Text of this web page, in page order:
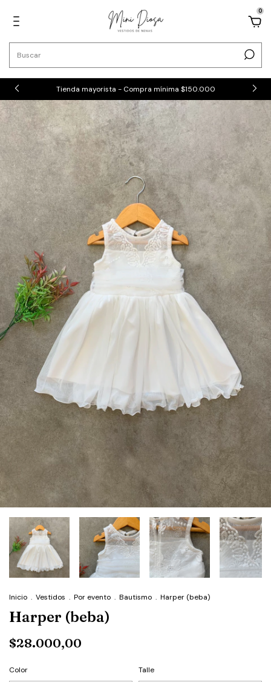
0
Tienda mayorista - Compra mínima $150.000
Inicio . Vestidos . Por evento . Bautismo . Harper (beba)
Harper (beba)
$28.000,00
Color Talle